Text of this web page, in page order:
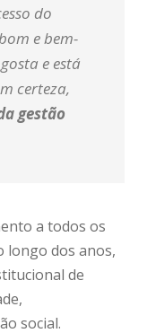
do
e bem-
e está
certeza,
gestão
a todos os
longo dos anos,
de
social.